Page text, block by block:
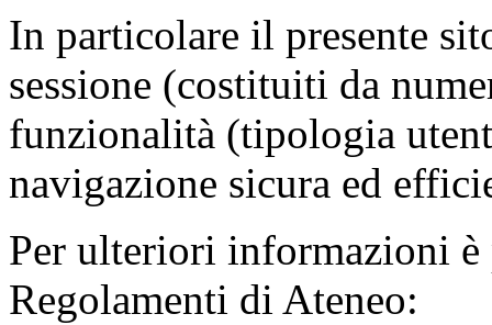
In particolare il presente
sessione (costituiti da
funzionalità (tipologia
navigazione sicura ed
Per ulteriori informazioni è
Regolamenti di Ateneo: